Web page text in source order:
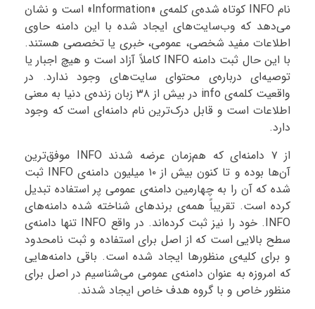
نام INFO کوتاه شده‌ی کلمه‌ی «Information» است و نشان
می‌دهد که وب‌سایت‌های ایجاد شده با این دامنه حاوی
اطلاعات مفید شخصی، عمومی، خبری یا تخصصی هستند.
با این حال ثبت دامنه INFO کاملاً آزاد است و هیچ اجبار یا
توصیه‌ای درباره‌ی محتوای سایت‌های وجود ندارد. در
واقعیت کلمه‌ی info در بیش از ۳۸ زبان زنده‌ی دنیا به معنی
اطلاعات است و قابل درک‌ترین نام دامنه‌ای است که وجود
دارد.
از ۷ دامنه‌ای که هم‌زمان عرضه شدند INFO موفق‌ترین
آن‌ها بوده و تا کنون بیش از ۱۰ میلیون دامنه‌ی INFO ثبت
شده که آن را به چهارمین دامنه‌ی عمومی پر استفاده تبدیل
کرده است. تقریباً همه‌ی برندهای شناخته شده دامنه‌های
INFO. خود را نیز ثبت کرده‌اند. در واقع INFO تنها دامنه‌ی
سطح بالایی است که از اصل برای استفاده و ثبت نامحدود
و برای کلیه‌ی منظورها ایجاد شده است. باقی دامنه‌هایی
که امروزه به عنوان دامنه‌ی عمومی می‌شناسیم در اصل برای
منظور خاص و با گروه هدف خاص ایجاد شدند.